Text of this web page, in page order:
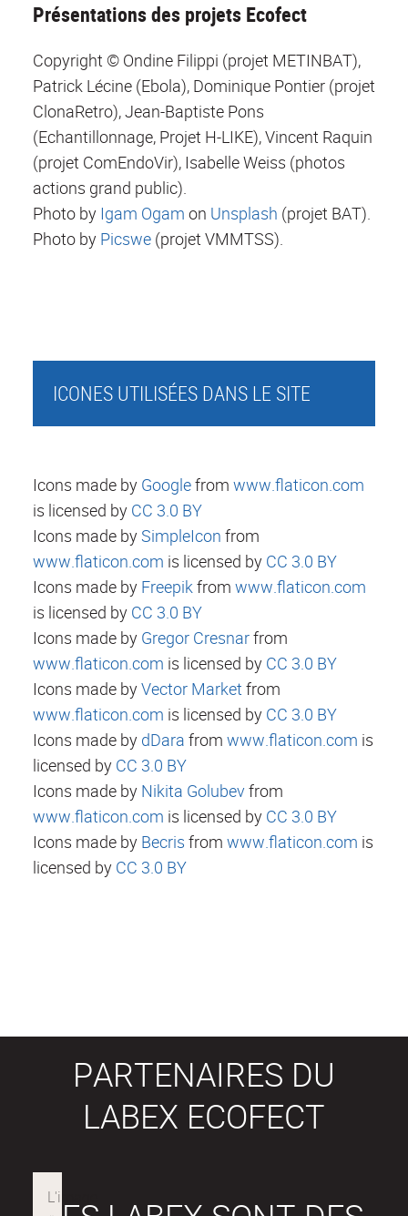
Présentations des projets Ecofect
Copyright © Ondine Filippi (projet METINBAT),
Patrick Lécine (Ebola), Dominique Pontier (projet
ClonaRetro), Jean-Baptiste Pons
(Echantillonnage, Projet H-LIKE), Vincent Raquin
(projet ComEndoVir), Isabelle Weiss (photos
actions grand public).
Photo by Igam Ogam on Unsplash (projet BAT).
Photo by Picswe (projet VMMTSS).
ICONES UTILISÉES DANS LE SITE
Icons made by Googlefrom www.flaticon.com
is licensed by CC 3.0 BY
Icons made bySimpleIcon from
www.flaticon.com is licensed by CC 3.0 BY
Icons made by Freepikfrom www.flaticon.com
is licensed by CC 3.0 BY
Icons made by Gregor Cresnarfrom
www.flaticon.com is licensed by CC 3.0 BY
Icons made byVector Marketfrom
www.flaticon.com is licensed by CC 3.0 BY
Icons made by dDara from www.flaticon.com is
licensed by CC 3.0 BY
Icons made by Nikita Golubevfrom
www.flaticon.com is licensed by CC 3.0 BY
Icons made by Becris from www.flaticon.com is
licensed by CC 3.0 BY
PARTENAIRES DU
LABEX ECOFECT